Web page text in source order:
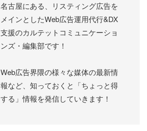
名古屋にある、リスティング広告を
メインとしたWeb広告運用代行&DX
支援のカルテットコミュニケーショ
ンズ・編集部です！
Web広告界隈の様々な媒体の最新情
報など、知っておくと「ちょっと得
する」情報を発信していきます！